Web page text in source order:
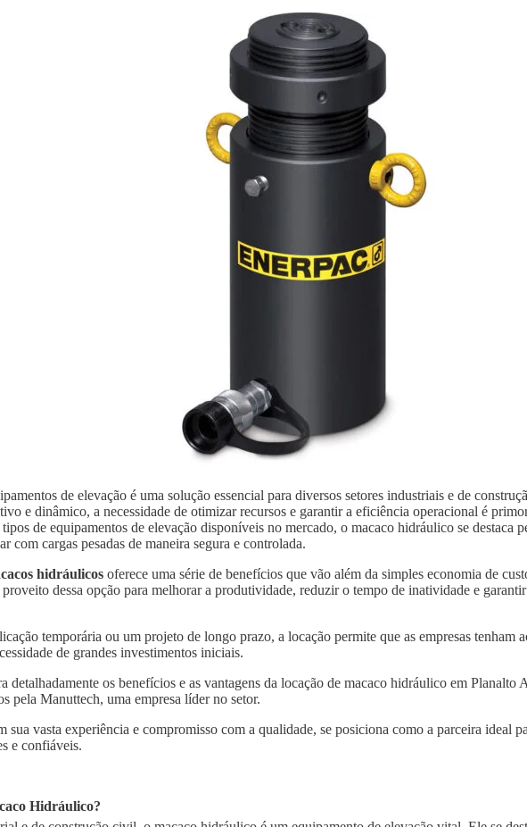
de elevação é uma solução essencial para diversos setores industriais e de
e dinâmico, a necessidade de otimizar recursos e garantir a eficiência operacional é
de equipamentos de elevação disponíveis no mercado, o macaco hidráulico se destaca
com cargas pesadas de maneira segura e controlada.
hidráulicos oferece uma série de benefícios que vão além da simples economia de
dessa opção para melhorar a produtividade, reduzir o tempo de inatividade e garantir
temporária ou um projeto de longo prazo, a locação permite que as empresas tenham
de grandes investimentos iniciais.
detalhadamente os benefícios e as vantagens da locação de macaco hidráulico em Planalto
pela Manuttech, uma empresa líder no setor.
sua vasta experiência e compromisso com a qualidade, se posiciona como a parceira ideal
e confiáveis.
Hidráulico?